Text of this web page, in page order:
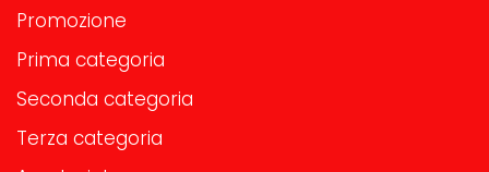
Promozione
Prima categoria
Seconda categoria
Terza categoria